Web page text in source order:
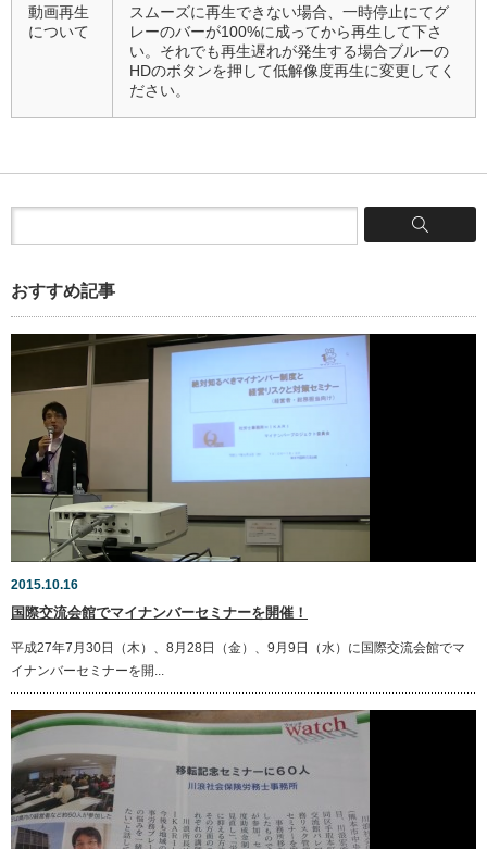
動画再生
について
スムーズに再生できない場合、一時停止にてグ
レーのバーが100%に成ってから再生して下さ
い。それでも再生遅れが発生する場合ブルーの
HDのボタンを押して低解像度再生に変更してく
ださい。
おすすめ記事
2015.10.16
国際交流会館でマイナンバーセミナーを開催！
平成27年7月30日（木）、8月28日（金）、9月9日（水）に国際交流会館でマ
イナンバーセミナーを開...